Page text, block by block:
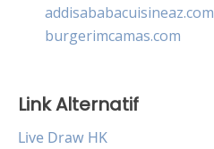
addisababacuisineaz.com
burgerimcamas.com
Link Alternatif
Live Draw HK